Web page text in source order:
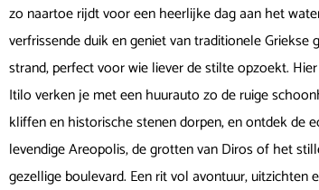
zo naartoe rijdt voor een heerlijke dag aan het
verfrissende duik en geniet van traditionele
strand, perfect voor wie liever de stilte opzoekt.
Itilo verken je met een huurauto zo de ruige
kliffen en historische stenen dorpen, en ontdek de
levendige Areopolis, de grotten van Diros of het
gezellige boulevard. Een rit vol avontuur,